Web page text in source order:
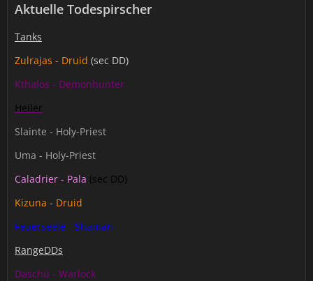
Aktuelle Todespirscher
Tanks
Zulrajas - Druid (sec DD)
Kthalos - Demonhunter
Heiler
Slainte - Holy-Priest
Uma - Holy-Priest
Caladrier - Pala (sec DD)
Kizuna - Druid
Feuerseele - Shaman
RangeDDs
Daschü - Warlock